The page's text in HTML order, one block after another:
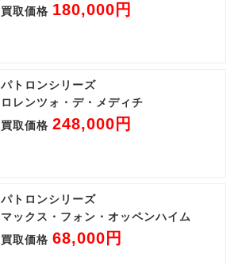
買取価格 180,000円
パトロンシリーズ
ロレンツォ・デ・メディチ
買取価格 248,000円
パトロンシリーズ
マックス・フォン・オッペンハイム
買取価格 68,000円